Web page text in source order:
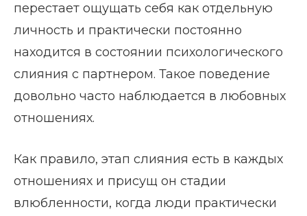
перестает ощущать себя как отдельную
личность и практически постоянно
находится в состоянии психологического
слияния с партнером. Такое поведение
довольно часто наблюдается в любовных
отношениях.
Как правило, этап слияния есть в каждых
отношениях и присущ он стадии
влюбленности, когда люди практически